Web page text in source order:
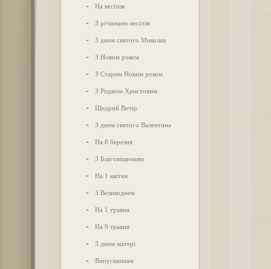
- На весілля
- З річницею весілля
- З днем святого Миколая
- З Новим роком
- З Старим Новим роком
- З Різдвом Христовим
- Щедрий Вечір
- З днем святого Валентина
- На 8 березня
- З Благовіщенням
- На 1 квітня
- З Великоднем
- На 1 травня
- На 9 травня
- З днем матері
- Випускникам